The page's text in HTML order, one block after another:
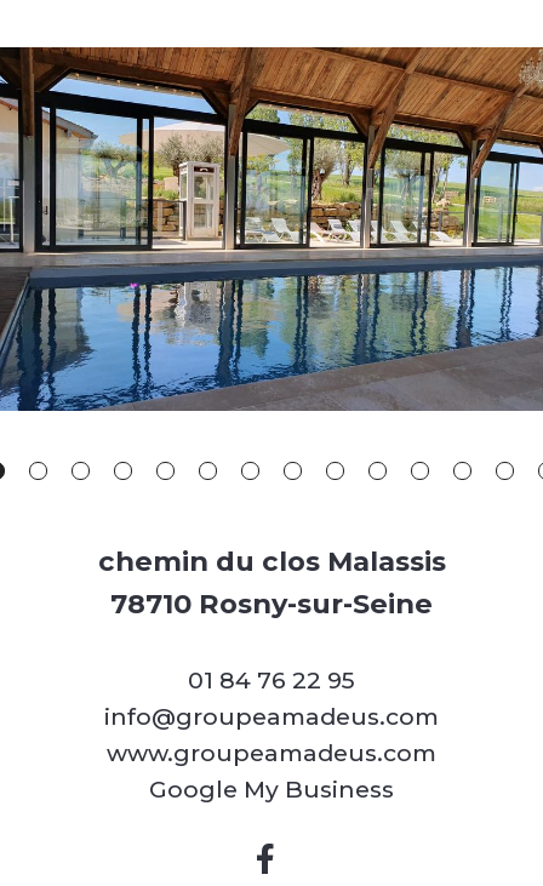
chemin du clos Malassis
78710 Rosny-sur-Seine
01 84 76 22 95
info@groupeamadeus.com
www.groupeamadeus.com
Google My Business